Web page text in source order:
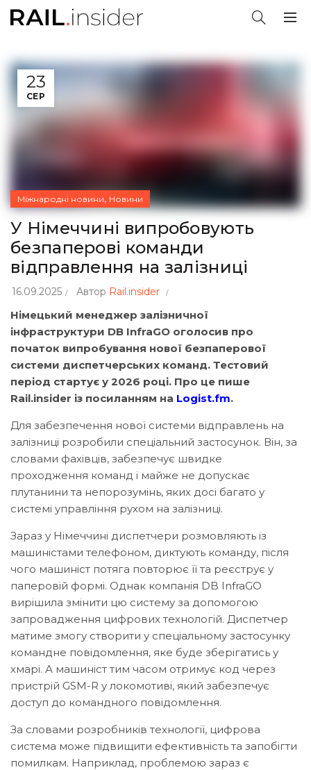
23
СЕР
Міжнародні новини, Новини
У Німеччині випробовують
безпаперові команди
відправлення на залізниці
16.09.2025 Автор Rail.insider
Німецький менеджер залізничної
інфраструктури DB InfraGO оголосив про
початок випробування нової безпаперової
системи диспетчерських команд. Тестовий
період стартує у 2026 році. Про це пише
Rail.insider із посиланням на Logist.fm.
Для забезпечення нової системи відправлень на
залізниці розробили спеціальний застосунок. Він, за
словами фахівців, забезпечує швидке
проходження команд і майже не допускає
плутанини та непорозумінь, яких досі багато у
системі управління рухом на залізниці.
Зараз у Німеччині диспетчери розмовляють із
машиністами телефоном, диктують команду, після
чого машиніст потяга повторює її та реєструє у
паперовій формі. Однак компанія DB InfraGO
вирішила змінити цю систему за допомогою
запровадження цифрових технологій. Диспетчер
матиме змогу створити у спеціальному застосунку
командне повідомлення, яке буде зберігатись у
хмарі. А машиніст тим часом отримує код через
пристрій GSM-R у локомотиві, який забезпечує
доступ до командного повідомлення.
За словами розробників технології, цифрова
система може підвищити ефективність та запобігти
помилкам. Наприклад, проблемою зараз є